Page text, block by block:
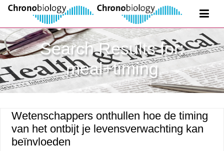
Search Results for:
meal+timing
Wetenschappers onthullen hoe de timing
van het ontbijt je levensverwachting kan
beïnvloeden